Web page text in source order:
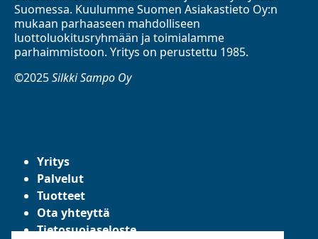
Suomessa. Kuulumme Suomen Asiakastieto Oy:n
mukaan parhaaseen mahdolliseen
luottoluokitusryhmään ja toimialamme
parhaimmistoon. Yritys on perustettu 1985.
©2025Silkki Sampo Oy
Yritys
Palvelut
Tuotteet
Ota yhteyttä
Tietosuojaseloste